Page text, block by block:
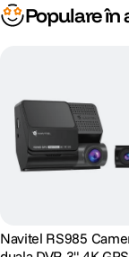
Populare în
Navitel RS985